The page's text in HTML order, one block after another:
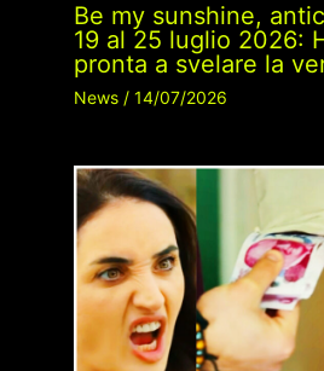
Be my sunshine,
19 al 25 luglio 2026:
pronta a svelare la
News/ 14/07/2026